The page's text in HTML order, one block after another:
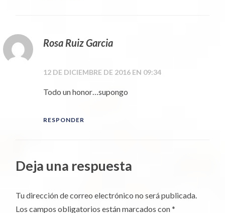
Rosa Ruiz Garcia
12 DE DICIEMBRE DE 2016 EN 09:34
Todo un honor…supongo
RESPONDER
Deja una respuesta
Tu dirección de correo electrónico no será publicada.
Los campos obligatorios están marcados con*